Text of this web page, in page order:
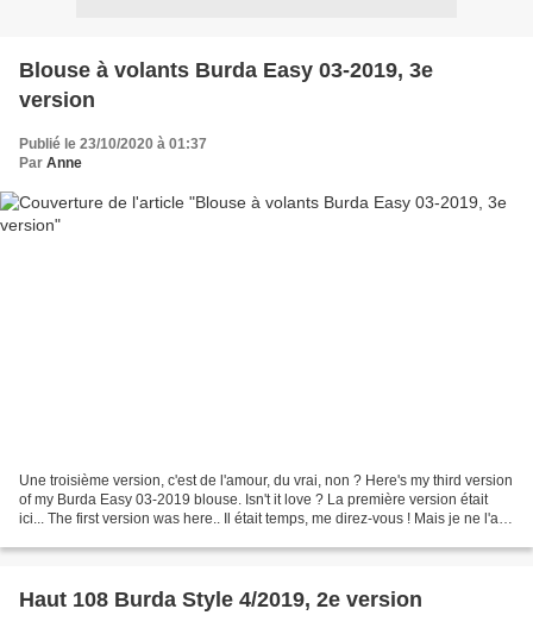
Blouse à volants Burda Easy 03-2019, 3e
version
Publié le 23/10/2020 à 01:37
Par Anne
Une troisième version, c'est de l'amour, du vrai, non ? Here's my third version
of my Burda Easy 03-2019 blouse. Isn't it love ? La première version était
ici... The first version was here.. Il était temps, me direz-vous ! Mais je ne l'ai
Haut 108 Burda Style 4/2019, 2e version